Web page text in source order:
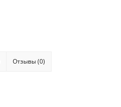
Отзывы (0)